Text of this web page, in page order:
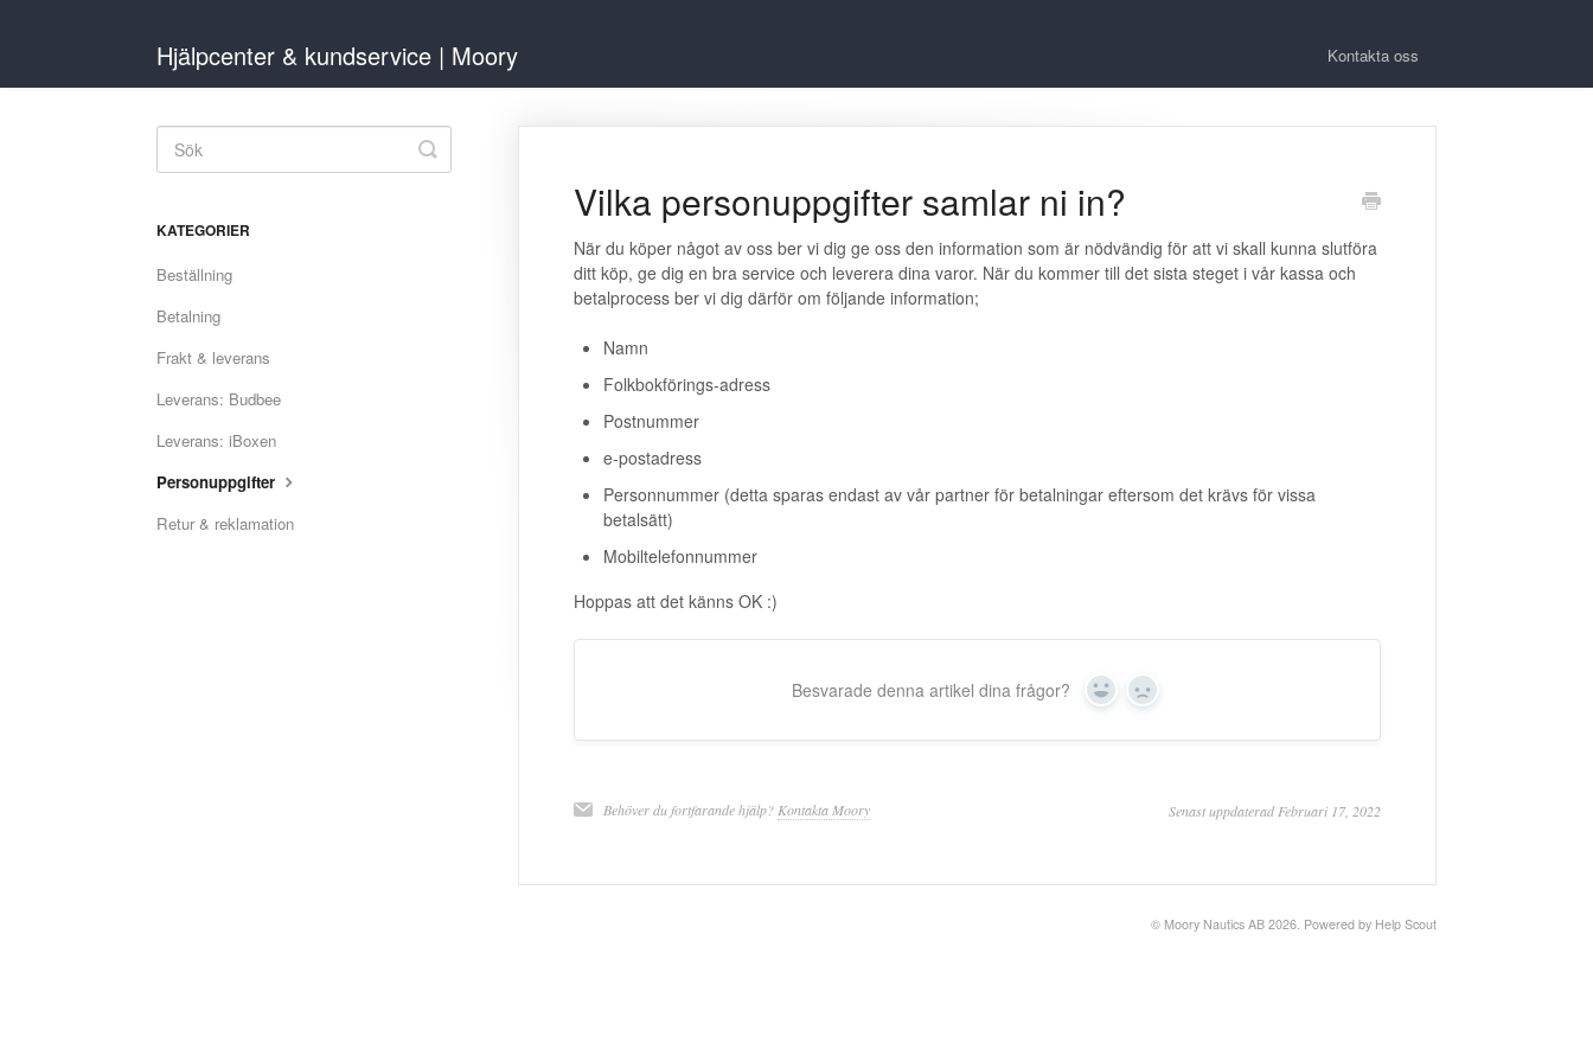
Hjälpcenter & kundservice | Moory Kontakta oss
Vilka personuppgifter samlar ni in?
När du köper något av oss ber vi dig ge oss den information som är nödvändig för att vi skall kunna slutföra
ditt köp, ge dig en bra service och leverera dina varor. När du kommer till det sista steget i vår kassa och
betalprocess ber vi dig därför om följande information;
Namn
Folkbokförings-adress
Postnummer
e-postadress
Personnummer (detta sparas endast av vår partner för betalningar eftersom det krävs för vissa
betalsätt)
Mobiltelefonnummer
Hoppas att det känns OK :)
Besvarade denna artikel dina frågor? Yes No
Behöver du fortfarande hjälp? Kontakta Moory Senast uppdaterad Februari 17, 2022
Toggle
Search
KATEGORIER
Beställning
Betalning
Frakt & leverans
Leverans: Budbee
Leverans: iBoxen
Personuppgifter
Retur & reklamation
© Moory Nautics AB 2026. Powered by Help Scout